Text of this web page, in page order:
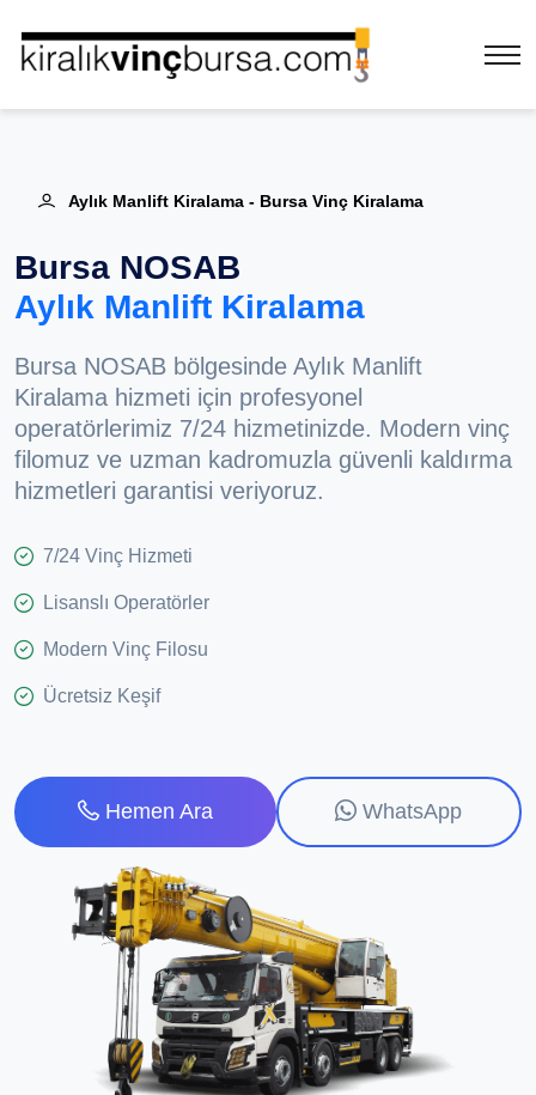
Aylık Manlift Kiralama - Bursa Vinç Kiralama
Bursa NOSAB
Aylık Manlift Kiralama
Bursa NOSAB bölgesinde Aylık Manlift
Kiralama hizmeti için profesyonel
operatörlerimiz 7/24 hizmetinizde. Modern vinç
filomuz ve uzman kadromuzla güvenli kaldırma
hizmetleri garantisi veriyoruz.
7/24 Vinç Hizmeti
Lisanslı Operatörler
Modern Vinç Filosu
Ücretsiz Keşif
Hemen Ara WhatsApp